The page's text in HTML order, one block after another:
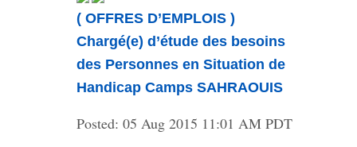
( OFFRES D’EMPLOIS )
Chargé(e) d’étude des besoins
des Personnes en Situation de
Handicap Camps SAHRAOUIS
Posted: 05 Aug 2015 11:01 AM PDT